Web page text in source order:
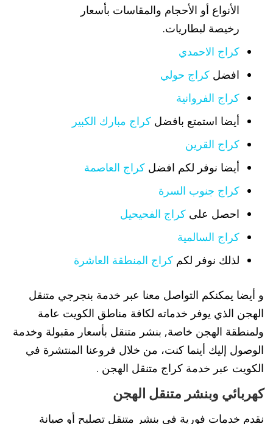
الأنواع أو الأحجام والمقاسات بأسعار
رخيصة لبطاريات.
كراج الاحمدي
افضل كراج حولي
كراج الفروانية
أيضا استمتع بافضل كراج مبارك الكبير
كراج القرين
أيضا نوفر لكم افضل كراج العاصمة
كراج جنوب السرة
احصل على كراج الفحيحيل
كراج السالمية
لذلك نوفر لكم كراج المنطقة العاشرة
و أيضا يمكنكم التواصل معنا عبر خدمة بنجرجي متنقل
الهجن الذي يوفر خدماته لكافة مناطق الكويت عامة
ولمنطقة الهجن خاصة, بنشر متنقل بأسعار مقبولة وخدمة
الوصول إليك أينما كنت، من خلال فروعنا المنتشرة في
الكويت عبر خدمة كراج متنقل الهجن .
كهربائي وبنشر متنقل الهجن
نقدم خدمات فورية في بنشر متنقل تصليح أو صيانة